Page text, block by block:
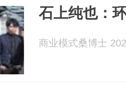
石上纯也：
商业模式桑博士